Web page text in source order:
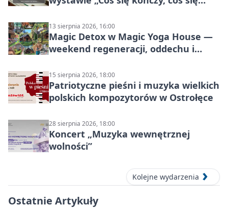
Mazowsza do Korony”
13 sierpnia 2026, 16:00
Magic Detox w Magic Yoga House —
weekend regeneracji, oddechu i
15 sierpnia 2026, 18:00
Patriotyczne pieśni i muzyka wielkich
polskich kompozytorów w Ostrołęce
28 sierpnia 2026, 18:00
Koncert „Muzyka wewnętrznej
wolności”
Kolejne wydarzenia
Ostatnie Artykuły